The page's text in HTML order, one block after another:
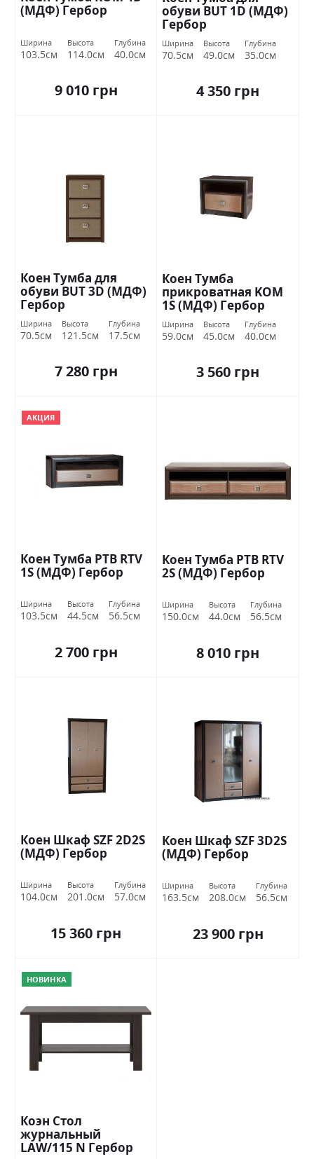
(МДФ) Гербор
Ширина
103.5см
Высота
114.0см
Глубина
40.0см
9 010 грн
обуви BUT 1D (МДФ)
Гербор
Ширина
70.5см
Высота
49.0см
Глубина
35.0см
4 350 грн
Коен Тумба для
обуви BUT 3D (МДФ)
Гербор
Ширина
70.5см
Высота
121.5см
Глубина
17.5см
7 280 грн
Коен Тумба
прикроватная KOM
1S (МДФ) Гербор
Ширина
59.0см
Высота
45.0см
Глубина
40.0см
3 560 грн
АКЦИЯ
Коен Тумба РТВ RTV
1S (МДФ) Гербор
Ширина
103.5см
Высота
44.5см
Глубина
56.5см
2 700 грн
Коен Тумба РТВ RTV
2S (МДФ) Гербор
Ширина
150.0см
Высота
44.0см
Глубина
56.5см
8 010 грн
Коен Шкаф SZF 2D2S
(МДФ) Гербор
Ширина
104.0см
Высота
201.0см
Глубина
57.0см
15 360 грн
Коен Шкаф SZF 3D2S
(МДФ) Гербор
Ширина
163.5см
Высота
208.0см
Глубина
56.5см
23 900 грн
НОВИНКА
Коэн Стол
журнальный
LAW/115 N Гербор